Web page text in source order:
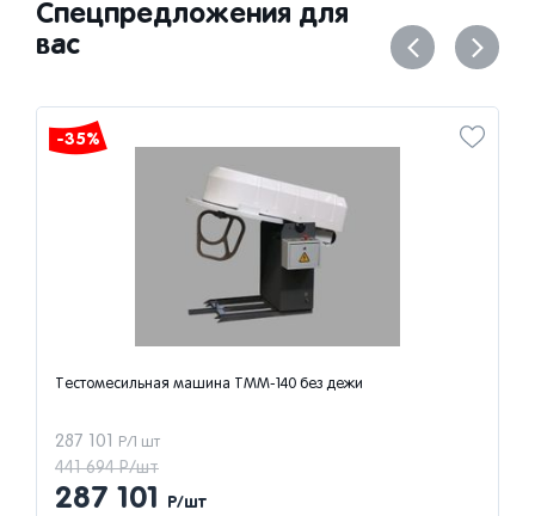
Спецпредложения для
вас
-35%
Тестомесильная машина ТММ-140 без дежи
287 101 Р/1 шт
441 694 Р/шт
287 101 Р/шт